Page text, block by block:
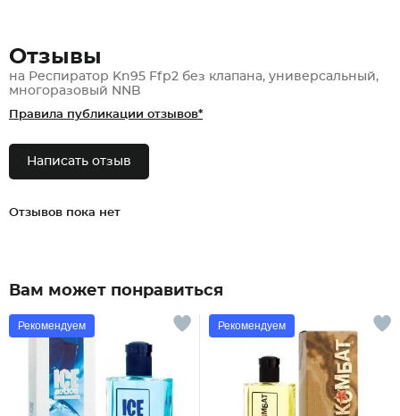
Отзывы
на Респиратор Kn95 Ffp2 без клапана, универсальный,
многоразовый NNB
Правила публикации отзывов*
Написать отзыв
Отзывов пока нет
Вам может понравиться
Рекомендуем Рекомендуем